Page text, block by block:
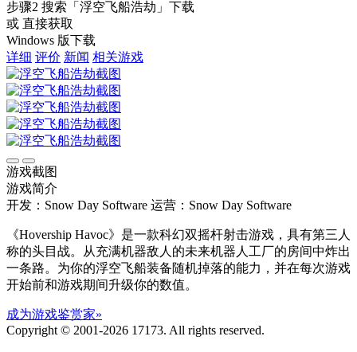
步骤2 搜索 「浮空飞船浩劫」 下载
或 直接获取
Windows 版下载
详细 评价 新闻 相关游戏
游戏截图
游戏简介
开发：Snow Day Software 运营：Snow Day Software
《Hovership Havoc》是一款科幻双摇杆射击游戏，具有第三人
称的头目战。从充满机器敌人的未来机器人工厂的房间中炸出
一条路。为你的浮空飞船装备随机掉落的能力，并在每次游戏
开始前和游戏期间升级你的数值。
成为游戏鉴赏家»
Copyright © 2001-2026 17173. All rights reserved.